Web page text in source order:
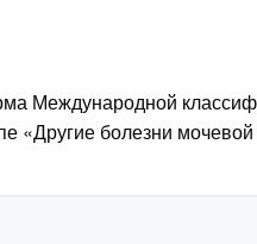
Международной
«Другие болезни